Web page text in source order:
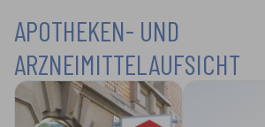
APOTHEKEN- UND
ARZNEIMITTELAUFSICHT